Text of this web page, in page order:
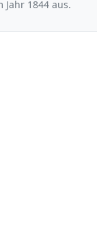
1844 aus.